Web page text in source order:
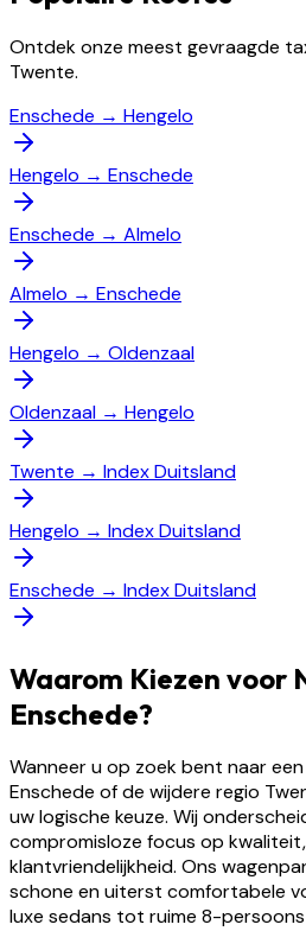
Ontdek onze meest gevraagde
Twente.
Enschede → Hengelo
Hengelo → Enschede
Enschede → Almelo
Almelo → Enschede
Hengelo → Oldenzaal
Oldenzaal → Hengelo
Twente → Index Duitsland
Hengelo → Index Duitsland
Enschede → Index Duitsland
Waarom Kiezen voor
Enschede?
Wanneer u op zoek bent naar
Enschede of de wijdere regio
uw logische keuze. Wij
compromisloze focus op
klantvriendelijkheid. Ons
schone en uiterst comfortabele
luxe sedans tot ruime 8-